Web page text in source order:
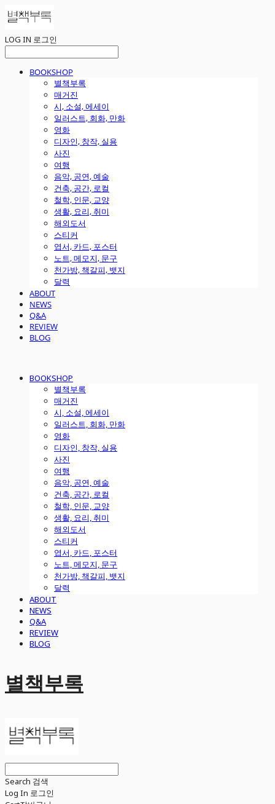
LOG IN 로그인
BOOKSHOP
별책부록
매거진
시, 소설, 에세이
일러스트, 회화, 만화
영화
디자인, 창작, 실용
사진
여행
음악, 공연, 예술
건축, 공간, 로컬
철학, 인문, 교양
생활, 요리, 취미
해외도서
스티커
엽서, 카드, 포스터
노트, 메모지, 문구
천가방, 책갈피, 뱃지
달력
ABOUT
NEWS
Q&A
REVIEW
BLOG
BOOKSHOP
별책부록
매거진
시, 소설, 에세이
일러스트, 회화, 만화
영화
디자인, 창작, 실용
사진
여행
음악, 공연, 예술
건축, 공간, 로컬
철학, 인문, 교양
생활, 요리, 취미
해외도서
스티커
엽서, 카드, 포스터
노트, 메모지, 문구
천가방, 책갈피, 뱃지
달력
ABOUT
NEWS
Q&A
REVIEW
BLOG
별책부록
Search 검색
Log In 로그인